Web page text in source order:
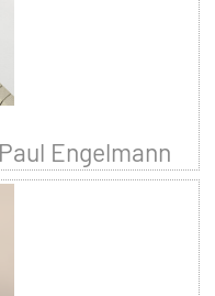
Engelmann